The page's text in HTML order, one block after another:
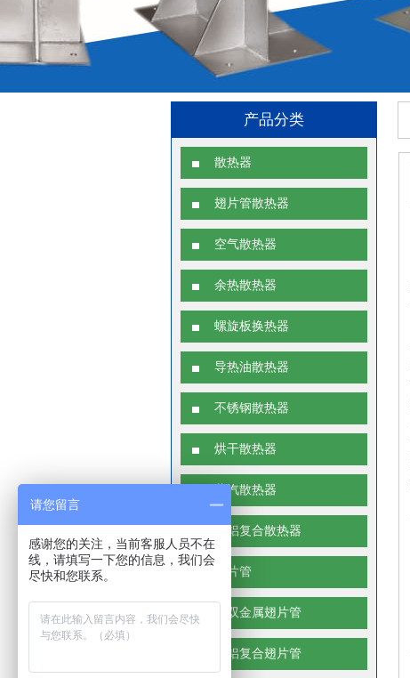
产品分类
散热器
翅片管散热器
空气散热器
余热散热器
螺旋板换热器
导热油散热器
不锈钢散热器
烘干散热器
蒸汽散热器
钢铝复合散热器
翅片管
单双金属翅片管
钢铝复合翅片管
请您留言
感谢您的关注，当前客服人员不在
线，请填写一下您的信息，我们会
尽快和您联系。